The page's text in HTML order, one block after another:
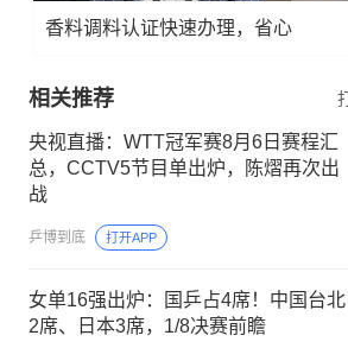
香料调料认证快速办理，省心
相关推荐
央视直播：WTT冠军赛8月6日赛程汇
总，CCTV5节目单出炉，陈熠再次出
战
乒博到底 打开APP
女单16强出炉：国乒占4席！中国台北
2席、日本3席，1/8决赛前瞻